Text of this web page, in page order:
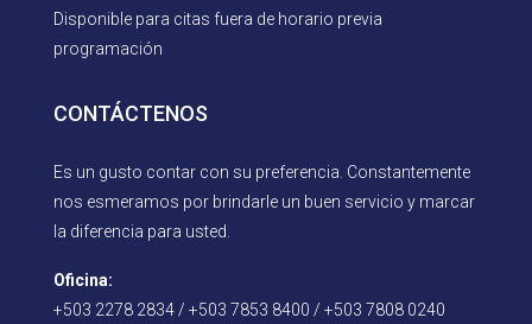
Disponible para citas fuera de horario previa
programación
CONTÁCTENOS
Es un gusto contar con su preferencia. Constantemente
nos esmeramos por brindarle un buen servicio y marcar
la diferencia para usted.
Oficina:
+503 2278 2834 / +503 7853 8400 / +503 7808 0240